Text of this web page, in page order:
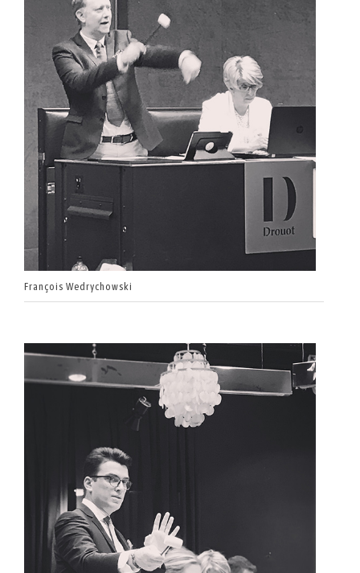
François Wedrychowski